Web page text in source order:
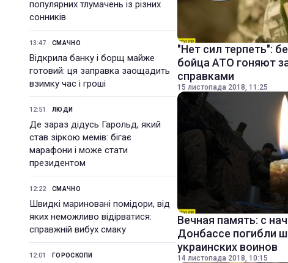
популярних тлумачень із різних
сонників
13:47 СМАЧНО
Відкрила банку і борщ майже
готовий: ця заправка заощадить
взимку час і гроші
12:51 ЛЮДИ
Де зараз дідусь Гарольд, який
став зіркою мемів: бігає
марафони і може стати
президентом
12:22 СМАЧНО
Швидкі мариновані помідори, від
яких неможливо відірватися:
справжній вибух смаку
12:01 ГОРОСКОПИ
"Нет сил терпеть":
бойца АТО гоняют
справками
15 листопада 2018, 11:25
Вечная память: с
Донбассе погибли
украинских воинов
14 листопада 2018, 10:15